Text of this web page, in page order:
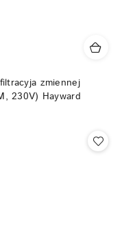
zmiennej
230V) Hayward